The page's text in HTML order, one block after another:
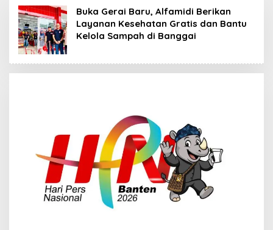
Buka Gerai Baru, Alfamidi Berikan
Layanan Kesehatan Gratis dan Bantu
Kelola Sampah di Banggai